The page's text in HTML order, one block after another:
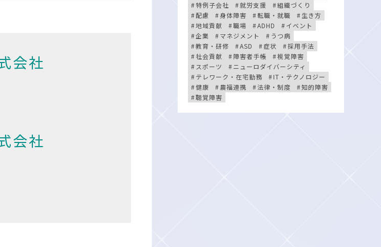
会社
会社
特例子会社
就労支援
組織づくり
配慮
身体障害 転職・就職
生き方
地域貢献
職場 ADHD
イベント
企業
マネジメント
うつ病
教育・研修
ASD 症状
採用手法
社会貢献
障害者手帳
視覚障害
スポーツ
ニューロダイバーシティ
テレワーク・在宅勤務
IT・テクノロジー
健康
農福連携 法律・制度
知的障害
聴覚障害